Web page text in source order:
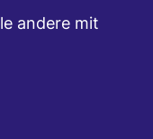
andere mit